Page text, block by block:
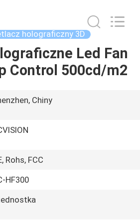
holograficzny 3D
Led Fan
Control 500cd/m2
Chiny
Rohs, FCC
HF300